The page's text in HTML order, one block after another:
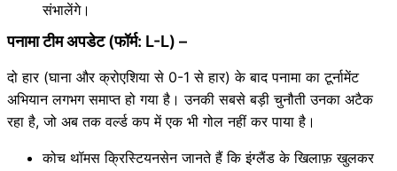
संभालेंगे।
पनामा टीम अपडेट (फॉर्म: L-L) –
दो हार (घाना और क्रोएशिया से 0-1 से हार) के बाद पनामा का टूर्नामेंट
अभियान लगभग समाप्त हो गया है। उनकी सबसे बड़ी चुनौती उनका अटैक
रहा है, जो अब तक वर्ल्ड कप में एक भी गोल नहीं कर पाया है।
कोच थॉमस क्रिस्टियनसेन जानते हैं कि इंग्लैंड के खिलाफ़ खुलकर